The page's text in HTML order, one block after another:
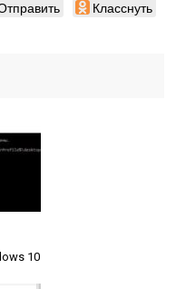
Класснуть
10